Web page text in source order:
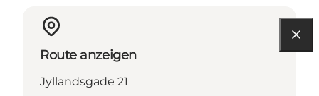
Route anzeigen
Jyllandsgade 21